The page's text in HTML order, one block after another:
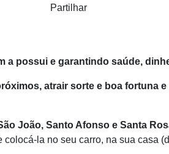
Partilhar
a possui e garantindo saúde,
atrair sorte e boa fortuna
João, Santo Afonso e Santa
colocá-la no seu carro, na sua casa